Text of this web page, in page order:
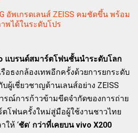
อัพเกรดเลนส์ ZEISS คมชัดขึ้น พร้อม
พได้ในระดับโปร
แบรนด์สมาร์ตโฟนชั้นนำระดับโลก
อธงกล้องเทพอีกครั้งด้วยการยกระดับ
ผู้เชี่ยวชาญด้านเลนส์อย่าง ZEISS
รณ์การก้าวข้ามขีดจำกัดของการถ่าย
โฟนครั้งใหม่สู่มือผู้ใช้งานชาวไทย
ให้ ‘ชัด’ กว่าที่เคยบน vivo X200